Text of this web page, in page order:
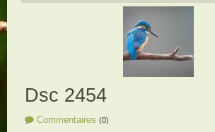
Dsc 2454
Commentaires (0)